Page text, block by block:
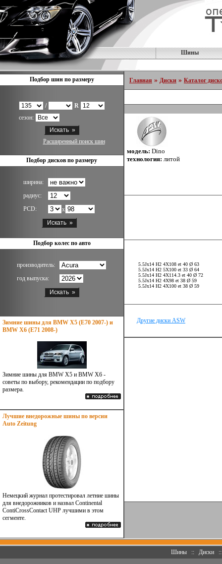
Шины
Подбор шин по размеру
/
R
сезон:
Расширенный поиск шин
Подбор дисков по размеру
ширина:
радиус:
PCD:
x
Подбор колес по авто
производитель:
год выпуска:
Зимние шины для BMW X5 (E70 2007-) и
BMW X6 (E71 2008-)
Зимние шины для BMW X5 и BMW X6 -
советы по выбору, рекомендации по подбору
размера.
Лучшие внедорожные шины по версии
Auto Zeitung
Немецкий журнал протестировал летние шины
для внедорожников и назвал Continental
ContiCrossContact UHP лучшими в этом
сегменте.
Главная » Диски » Каталог
модель: Dino
технология: литой
5.5Jx14 H2 4X108 et 40 Ø 63
5.5Jx14 H2 5X100 et 33 Ø 64
5.5Jx14 H2 4X114.3 et 40 Ø 72
5.5Jx14 H2 4X98 et 38 Ø 59
5.5Jx14 H2 4X100 et 38 Ø 59
Другие диски ASW
Шины :: Диски